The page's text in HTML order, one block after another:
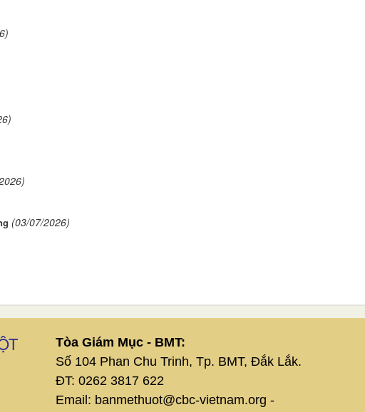
(03/07/2026)
Tòa Giám Mục - BMT:
Số 104 Phan Chu Trinh, Tp. BMT, Đắk Lắk.
ĐT: 0262 3817 622
Email: banmethuot@cbc-vietnam.org -